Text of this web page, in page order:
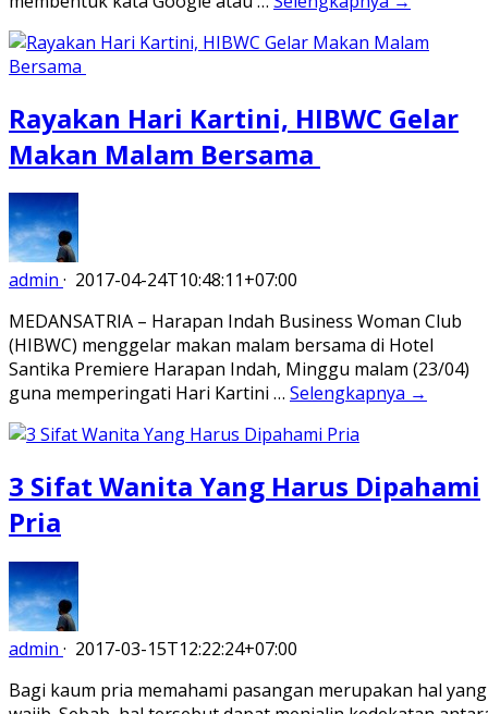
Rayakan Hari Kartini, HIBWC Gelar
Makan Malam Bersama
admin · 2017-04-24T10:48:11+07:00
MEDANSATRIA – Harapan Indah Business Woman Club
(HIBWC) menggelar makan malam bersama di Hotel
Santika Premiere Harapan Indah, Minggu malam (23/04)
guna memperingati Hari Kartini … Selengkapnya →
3 Sifat Wanita Yang Harus Dipahami
Pria
admin · 2017-03-15T12:22:24+07:00
Bagi kaum pria memahami pasangan merupakan hal yang